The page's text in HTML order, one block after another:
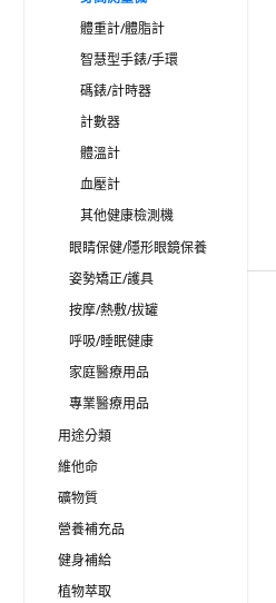
體重計/體脂計
智慧型手錶/手環
碼錶/計時器
計數器
體溫計
血壓計
其他健康檢測機
眼睛保健/隱形眼鏡保養
姿勢矯正/護具
按摩/熱敷/拔罐
呼吸/睡眠健康
家庭醫療用品
專業醫療用品
用途分類
維他命
礦物質
營養補充品
健身補給
植物萃取